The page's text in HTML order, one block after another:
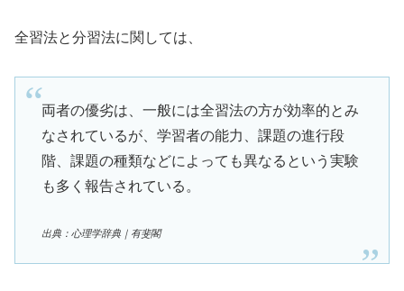
全習法と分習法に関しては、
両者の優劣は、一般には全習法の方が効率的とみ
なされているが、学習者の能力、課題の進行段
階、課題の種類などによっても異なるという実験
も多く報告されている。
出典：心理学辞典｜有斐閣